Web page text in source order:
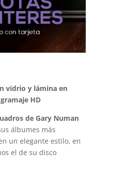
vidrio y lámina en
HD
de Gary Numan
álbumes más
un elegante estilo, en
el de su disco